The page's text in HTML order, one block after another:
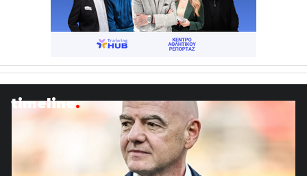
timeline